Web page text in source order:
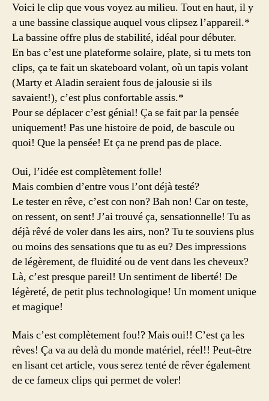
Voici le clip que vous voyez au milieu. Tout en haut, il y
a une bassine classique auquel vous clipsez l’appareil.*
La bassine offre plus de stabilité, idéal pour débuter.
En bas c’est une plateforme solaire, plate, si tu mets ton
clips, ça te fait un skateboard volant, où un tapis volant
(Marty et Aladin seraient fous de jalousie si ils
savaient!), c’est plus confortable assis.*
Pour se déplacer c’est génial! Ça se fait par la pensée
uniquement! Pas une histoire de poid, de bascule ou
quoi! Que la pensée! Et ça ne prend pas de place.
Oui, l’idée est complètement folle!
Mais combien d’entre vous l’ont déjà testé?
Le tester en rêve, c’est con non? Bah non! Car on teste,
on ressent, on sent! J’ai trouvé ça, sensationnelle! Tu as
déjà rêvé de voler dans les airs, non? Tu te souviens plus
ou moins des sensations que tu as eu? Des impressions
de légèrement, de fluidité ou de vent dans les cheveux?
Là, c’est presque pareil! Un sentiment de liberté! De
légèreté, de petit plus technologique! Un moment unique
et magique!
Mais c’est complètement fou!? Mais oui!! C’est ça les
rêves! Ça va au delà du monde matériel, réel!! Peut-être
en lisant cet article, vous serez tenté de rêver également
de ce fameux clips qui permet de voler!